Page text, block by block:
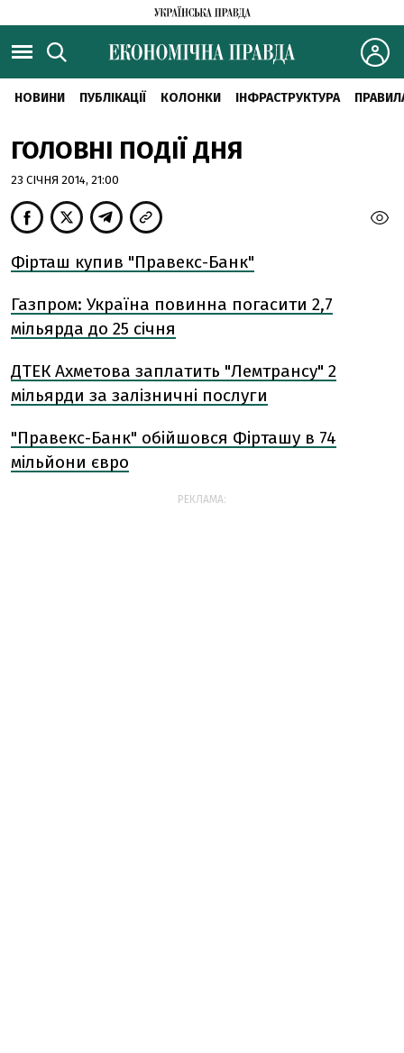
НОВИНИ ПУБЛІКАЦІЇ КОЛОНКИ ІНФРАСТРУКТУРА
ГОЛОВНІ ПОДІЇ ДНЯ
23 СІЧНЯ 2014, 21:00
Фірташ купив "Правекс-Банк"
Газпром: Україна повинна погасити 2,7
мільярда до 25 січня
ДТЕК Ахметова заплатить "Лемтрансу" 2
мільярди за залізничні послуги
"Правекс-Банк" обійшовся Фірташу в 74
мільйони євро
РЕКЛАМА: